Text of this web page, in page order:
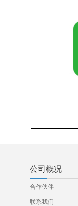
公司概况
合作伙伴
联系我们